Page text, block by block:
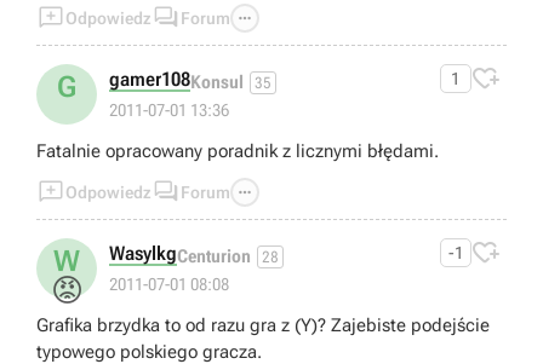
Odpowiedz  Forum 
G gamer108Konsul 35
2011-07-01 13:36
1 
Fatalnie opracowany poradnik z licznymi błędami.
Odpowiedz  Forum 
W
😡
WasylkgCenturion 28
2011-07-01 08:08
-1 
Grafika brzydka to od razu gra z (Y)? Zajebiste podejście
typowego polskiego gracza.